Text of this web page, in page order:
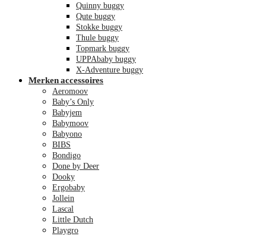
Quinny buggy
Qute buggy
Stokke buggy
Thule buggy
Topmark buggy
UPPAbaby buggy
X-Adventure buggy
Merken accessoires
Aeromoov
Baby’s Only
Babyjem
Babymoov
Babyono
BIBS
Bondigo
Done by Deer
Dooky
Ergobaby
Jollein
Lascal
Little Dutch
Playgro